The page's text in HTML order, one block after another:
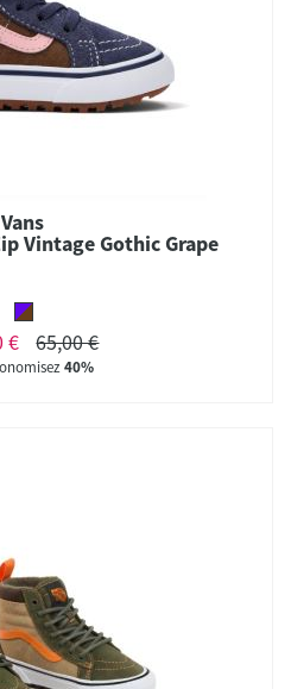
Vans
Vintage Gothic Grape
€ 65,00 €
40%